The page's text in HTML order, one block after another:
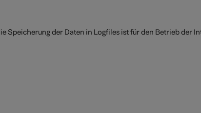
Speicherung der Daten in Logfiles ist für den Betrieb